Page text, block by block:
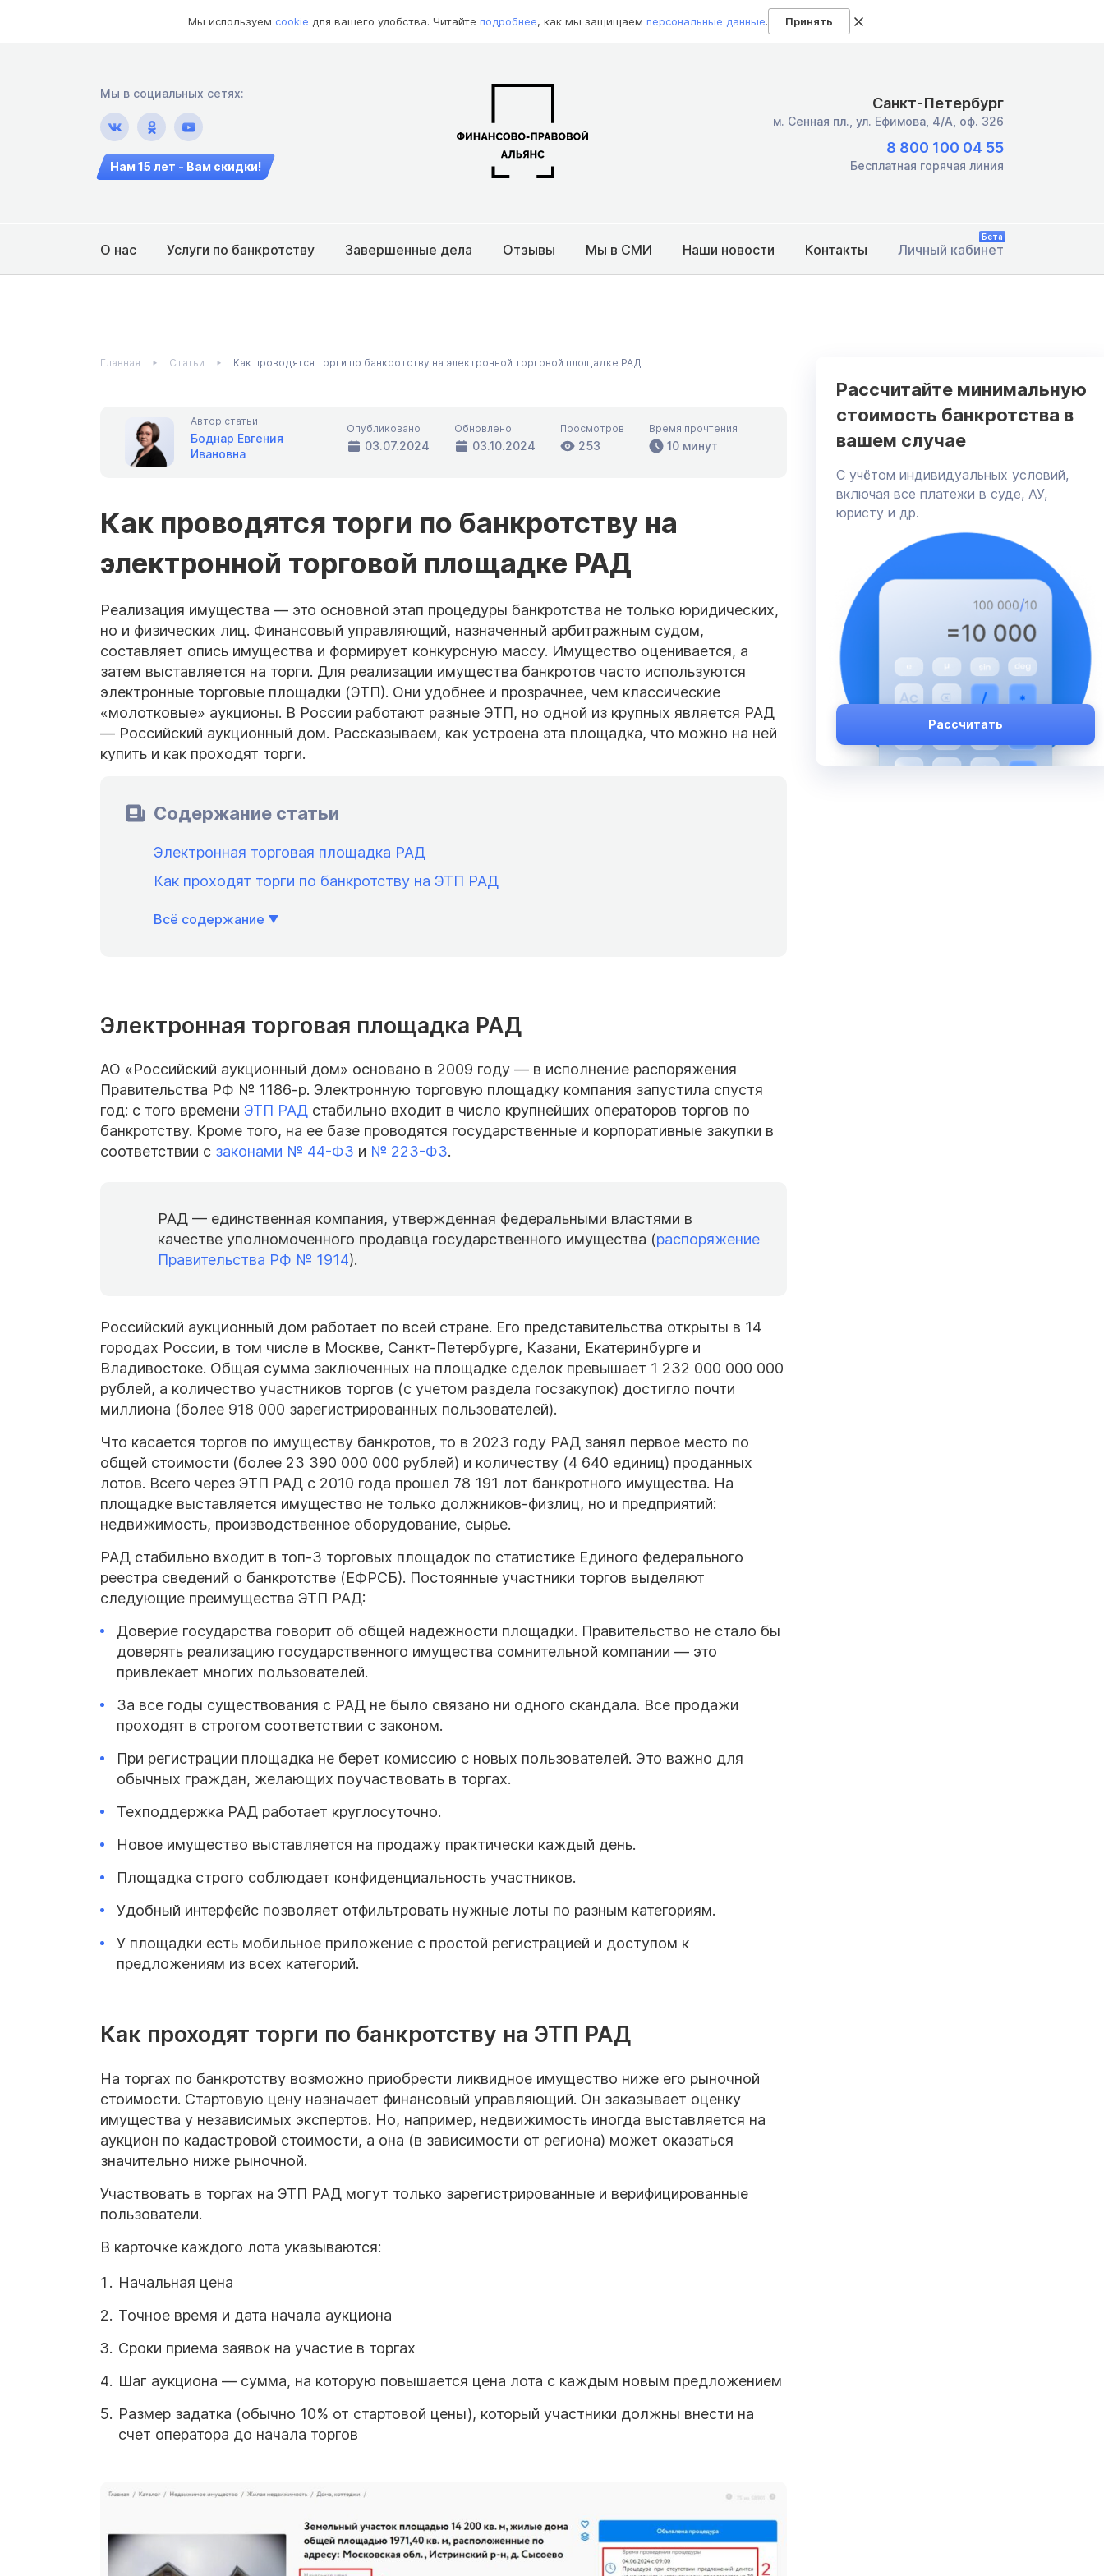
Мы используем cookie для вашего удобства. Читайте подробнее, как мы защищаем персональные данные. Принять
Мы в социальных сетях:
Нам 15 лет - Вам скидки!
Санкт-Петербург
м. Сенная пл., ул. Ефимова, 4/А, оф. 326
8 800 100 04 55
Бесплатная горячая линия
О нас Услуги по банкротству Завершенные дела Отзывы Мы в СМИ Наши новости Контакты Личный кабинет
Бета
Главная Статьи Как проводятся торги по банкротству на электронной торговой площадке РАД
Автор статьи
Боднар Евгения
Ивановна
Опубликовано
03.07.2024
Обновлено
03.10.2024
Просмотров
253
Время прочтения
10 минут
Как проводятся торги по банкротству на
электронной торговой площадке РАД
Реализация имущества — это основной этап процедуры банкротства не только юридических,
но и физических лиц. Финансовый управляющий, назначенный арбитражным судом,
составляет опись имущества и формирует конкурсную массу. Имущество оценивается, а
затем выставляется на торги. Для реализации имущества банкротов часто используются
электронные торговые площадки (ЭТП). Они удобнее и прозрачнее, чем классические
«молотковые» аукционы. В России работают разные ЭТП, но одной из крупных является РАД
— Российский аукционный дом. Рассказываем, как устроена эта площадка, что можно на ней
купить и как проходят торги.
Содержание статьи
Электронная торговая площадка РАД
Как проходят торги по банкротству на ЭТП РАД
Всё содержание
Электронная торговая площадка РАД
АО «Российский аукционный дом» основано в 2009 году — в исполнение распоряжения
Правительства РФ № 1186-р. Электронную торговую площадку компания запустила спустя
год: с того времени ЭТП РАД стабильно входит в число крупнейших операторов торгов по
банкротству. Кроме того, на ее базе проводятся государственные и корпоративные закупки в
соответствии с законами № 44-ФЗ и № 223-ФЗ.
РАД — единственная компания, утвержденная федеральными властями в
качестве уполномоченного продавца государственного имущества (распоряжение
Правительства РФ № 1914).
Российский аукционный дом работает по всей стране. Его представительства открыты в 14
городах России, в том числе в Москве, Санкт-Петербурге, Казани, Екатеринбурге и
Владивостоке. Общая сумма заключенных на площадке сделок превышает 1 232 000 000 000
рублей, а количество участников торгов (с учетом раздела госзакупок) достигло почти
миллиона (более 918 000 зарегистрированных пользователей).
Что касается торгов по имуществу банкротов, то в 2023 году РАД занял первое место по
общей стоимости (более 23 390 000 000 рублей) и количеству (4 640 единиц) проданных
лотов. Всего через ЭТП РАД с 2010 года прошел 78 191 лот банкротного имущества. На
площадке выставляется имущество не только должников-физлиц, но и предприятий:
недвижимость, производственное оборудование, сырье.
РАД стабильно входит в топ-3 торговых площадок по статистике Единого федерального
реестра сведений о банкротстве (ЕФРСБ). Постоянные участники торгов выделяют
следующие преимущества ЭТП РАД:
Доверие государства говорит об общей надежности площадки. Правительство не стало бы
доверять реализацию государственного имущества сомнительной компании — это
привлекает многих пользователей.
За все годы существования с РАД не было связано ни одного скандала. Все продажи
проходят в строгом соответствии с законом.
При регистрации площадка не берет комиссию с новых пользователей. Это важно для
обычных граждан, желающих поучаствовать в торгах.
Техподдержка РАД работает круглосуточно.
Новое имущество выставляется на продажу практически каждый день.
Площадка строго соблюдает конфиденциальность участников.
Удобный интерфейс позволяет отфильтровать нужные лоты по разным категориям.
У площадки есть мобильное приложение с простой регистрацией и доступом к
предложениям из всех категорий.
Как проходят торги по банкротству на ЭТП РАД
На торгах по банкротству возможно приобрести ликвидное имущество ниже его рыночной
стоимости. Стартовую цену назначает финансовый управляющий. Он заказывает оценку
имущества у независимых экспертов. Но, например, недвижимость иногда выставляется на
аукцион по кадастровой стоимости, а она (в зависимости от региона) может оказаться
значительно ниже рыночной.
Участвовать в торгах на ЭТП РАД могут только зарегистрированные и верифицированные
пользователи.
В карточке каждого лота указываются:
Начальная цена
Точное время и дата начала аукциона
Сроки приема заявок на участие в торгах
Шаг аукциона — сумма, на которую повышается цена лота с каждым новым предложением
Размер задатка (обычно 10% от стартовой цены), который участники должны внести на
счет оператора до начала торгов
Рассчитайте минимальную
стоимость банкротства в
вашем случае
C учётом индивидуальных условий,
включая все платежи в суде, АУ,
юристу и др.
Рассчитать